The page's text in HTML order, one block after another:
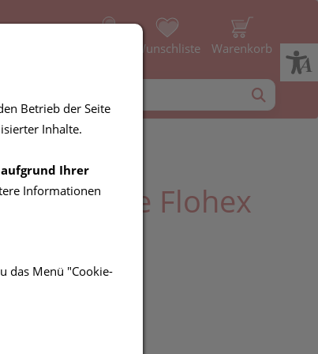
Wunschliste Warenkorb
Flohex
Betrieb der Seite
Inhalte.
Ihrer
Informationen
das Menü "Cookie-